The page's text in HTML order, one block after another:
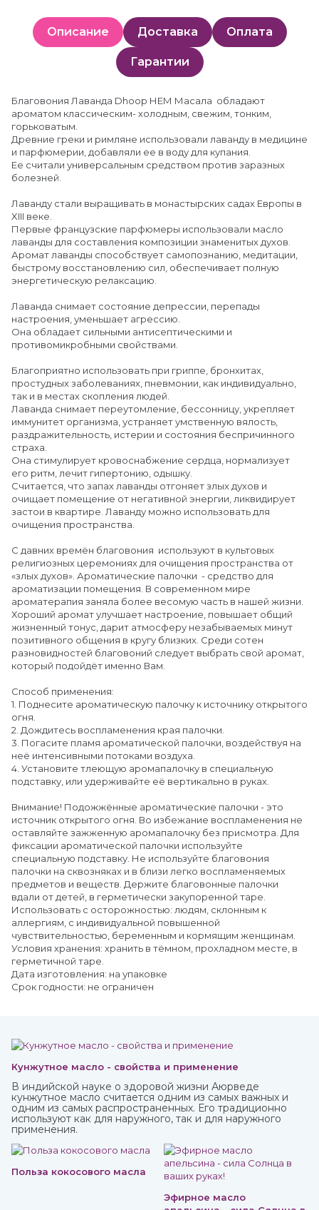
Описание Доставка Оплата
Гарантии
Благовония Лаванда Dhoop НЕМ Масала обладают
ароматом классическим- холодным, свежим, тонким,
горьковатым.
Древние греки и римляне использовали лаванду в медицине
и парфюмерии, добавляли ее в воду для купания.
Ее считали универсальным средством против заразных
болезней.
Лаванду стали выращивать в монастырских садах Европы в
XIII веке.
Первые французские парфюмеры использовали масло
лаванды для составления композиции знаменитых духов.
Аромат лаванды способствует самопознанию, медитации,
быстрому восстановлению сил, обеспечивает полную
энергетическую релаксацию.
Лаванда снимает состояние депрессии, перепады
настроения, уменьшает агрессию.
Она обладает сильными антисептическими и
противомикробными свойствами.
Благоприятно использовать при гриппе, бронхитах,
простудных заболеваниях, пневмонии, как индивидуально,
так и в местах скопления людей.
Лаванда снимает переутомление, бессонницу, укрепляет
иммунитет организма, устраняет умственную вялость,
раздражительность, истерии и состояния беспричинного
страха.
Она стимулирует кровоснабжение сердца, нормализует
его ритм, лечит гипертонию, одышку.
Считается, что запах лаванды отгоняет злых духов и
очищает помещение от негативной энергии, ликвидирует
застои в квартире. Лаванду можно использовать для
очищения пространства.
С давних времён благовония используют в культовых
религиозных церемониях для очищения пространства от
«злых духов». Ароматические палочки - средство для
ароматизации помещения. В современном мире
ароматерапия заняла более весомую часть в нашей жизни.
Хороший аромат улучшает настроение, повышает общий
жизненный тонус, дарит атмосферу незабываемых минут
позитивного общения в кругу близких. Среди сотен
разновидностей благовоний следует выбрать свой аромат,
который подойдёт именно Вам.
Способ применения:
1. Поднесите ароматическую палочку к источнику открытого
огня.
2. Дождитесь воспламенения края палочки.
3. Погасите пламя ароматической палочки, воздействуя на
неё интенсивными потоками воздуха.
4. Установите тлеющую аромапалочку в специальную
подставку, или удерживайте её вертикально в руках.
Внимание! Подожжённые ароматические палочки - это
источник открытого огня. Во избежание воспламенения не
оставляйте зажженную аромапалочку без присмотра. Для
фиксации ароматической палочки используйте
специальную подставку. Не используйте благовония
палочки на сквозняках и в близи легко воспламеняемых
предметов и веществ. Держите благовонные палочки
вдали от детей, в герметически закупоренной таре.
Использовать с осторожностью: людям, склонным к
аллергиям, с индивидуальной повышенной
чувствительностью, беременным и кормящим женщинам.
Условия хранения: хранить в тёмном, прохладном месте, в
герметичной таре.
Дата изготовления: на упаковке
Срок годности: не ограничен
Кунжутное масло - свойства и применение
В индийской науке о здоровой жизни Аюрведе
кунжутное масло считается одним из самых важных и
одним из самых распространенных. Его традиционно
используют как для наружного, так и для наружного
применения.
Польза кокосового масла
Эфирное масло